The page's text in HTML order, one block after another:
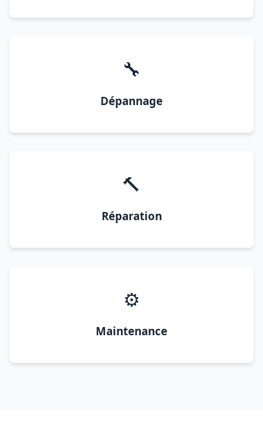
🔧
Dépannage
🔨
Réparation
⚙️
Maintenance